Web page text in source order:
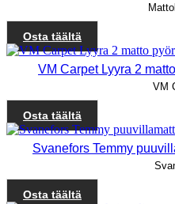
Osta täältä
VM Carpet Lyyra 2
VM
Osta täältä
Svanefors Temmy
Osta täältä